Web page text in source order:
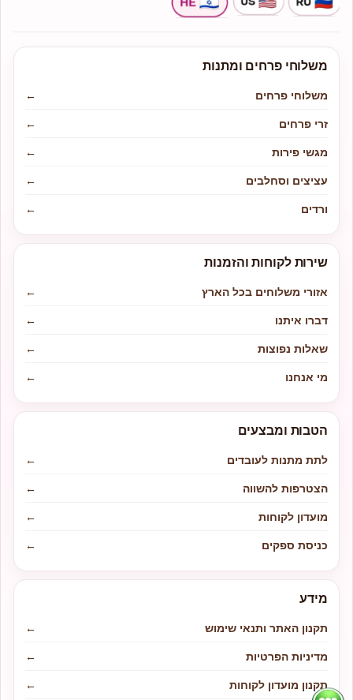
משלוחי פרחים ומתנות
משלוחי פרחים
←
זרי פרחים
←
מגשי פירות
←
עציצים וסחלבים
←
ורדים
←
שירות לקוחות והזמנות
אזורי משלוחים בכל הארץ
←
דברו איתנו
←
שאלות נפוצות
←
מי אנחנו
←
הטבות ומבצעים
לתת מתנות לעובדים
←
הצטרפות להשווה
←
מועדון לקוחות
←
כניסת ספקים
←
מידע
תקנון האתר ותנאי שימוש
←
מדיניות הפרטיות
←
תקנון מועדון לקוחות
←